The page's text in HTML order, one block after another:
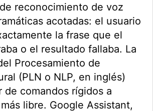
reconocimiento de voz
acotadas: el usuario
la frase que el
o el resultado fallaba. La
Procesamiento de
(PLN o NLP, en inglés)
de comandos rígidos a
libre. Google Assistant,